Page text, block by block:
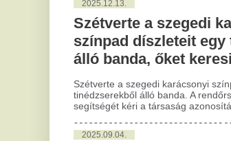
meg: szerelme, akiben addig vakon bízott,
személygépkocsiért.
2025.08.08.
Biztonságban hazáig: nyári
A nyár a szabadság, a baráti találkozók és a
időszaka, azonban a késő esti hazajutás a nők
veszélyeket is rejthet. Ezekben a hónapokban,
meleg idő miatt lengébb öltözetet viselünk,
válhatnak az utcai zaklatások.